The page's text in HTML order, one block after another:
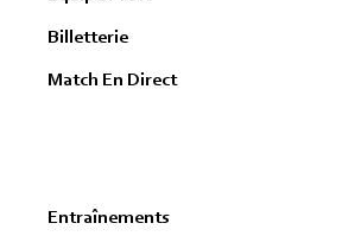
Billetterie
Match En Direct
Entraînements